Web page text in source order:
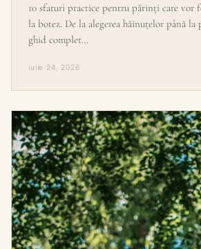
10 sfaturi practice pentru părinți care vor
la botez. De la alegerea hăinuțelor până
ghid complet…
iulie 24, 2026